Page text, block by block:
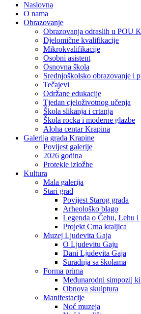
Naslovna
O nama
Obrazovanje
Obrazovanja odraslih u POU
Djelomične kvalifikacije
Mikrokvalifikacije
Osobni asistent
Osnovna škola
Srednjoškolsko obrazovanje i
Tečajevi
Održane edukacije
Tjedan cjeloživotnog učenja
Škola slikanja i crtanja
Škola rocka i moderne glazbe
Aloha centar Krapina
Galerija grada Krapine
Povijest galerije
2026 godina
Protekle izložbe
Kultura
Mala galerija
Stari grad
Povijest Starog grada
Arheološko blago
Legenda o Čehu, Lehu i
Projekt Crna kraljica
Muzej Ljudevita Gaja
O Ljudevitu Gaju
Dani Ljudevita Gaja
Suradnja sa školama
Forma prima
Međunarodni simpozij
Obnova skulptura
Manifestacije
Noć muzeja